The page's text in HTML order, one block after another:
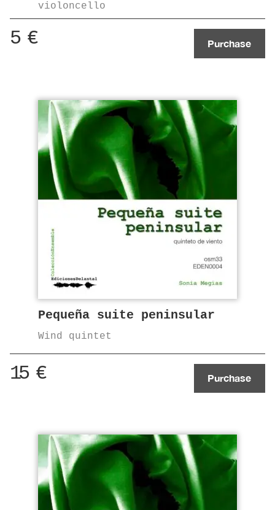
violoncello
5 € Purchase
Pequeña suite peninsular
Wind quintet
15 € Purchase